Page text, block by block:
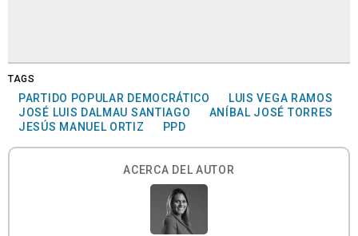
TAGS
PARTIDO POPULAR DEMOCRÁTICO
LUIS VEGA RAMOS
JOSÉ LUIS DALMAU SANTIAGO
ANÍBAL JOSÉ TORRES
JESÚS MANUEL ORTIZ
PPD
ACERCA DEL AUTOR